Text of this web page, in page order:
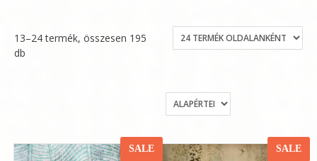
13–24 termék, összesen 195
db
SALE SALE